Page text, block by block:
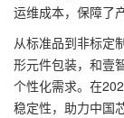
运维成本，保障了
从标准品到非标定
形元件包装，和壹
个性化需求。在
稳定性，助力中国